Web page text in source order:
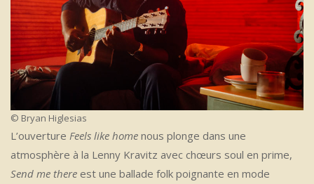
© Bryan Higlesias
L’ouverture Feels like home nous plonge dans une
atmosphère à la Lenny Kravitz avec chœurs soul en prime,
Send me there est une ballade folk poignante en mode